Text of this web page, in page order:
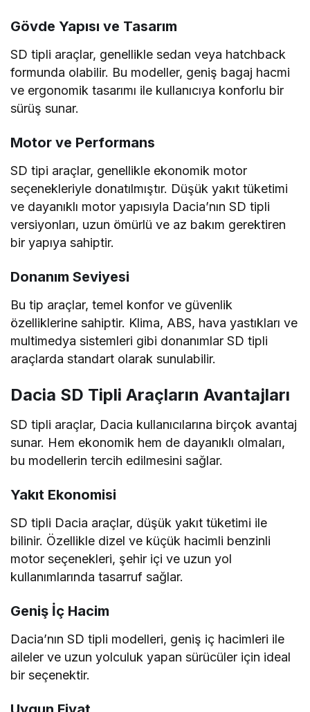
Gövde Yapısı ve Tasarım
SD tipli araçlar, genellikle sedan veya hatchback
formunda olabilir. Bu modeller, geniş bagaj hacmi
ve ergonomik tasarımı ile kullanıcıya konforlu bir
sürüş sunar.
Motor ve Performans
SD tipi araçlar, genellikle ekonomik motor
seçenekleriyle donatılmıştır. Düşük yakıt tüketimi
ve dayanıklı motor yapısıyla Dacia’nın SD tipli
versiyonları, uzun ömürlü ve az bakım gerektiren
bir yapıya sahiptir.
Donanım Seviyesi
Bu tip araçlar, temel konfor ve güvenlik
özelliklerine sahiptir. Klima, ABS, hava yastıkları ve
multimedya sistemleri gibi donanımlar SD tipli
araçlarda standart olarak sunulabilir.
Dacia SD Tipli Araçların Avantajları
SD tipli araçlar, Dacia kullanıcılarına birçok avantaj
sunar. Hem ekonomik hem de dayanıklı olmaları,
bu modellerin tercih edilmesini sağlar.
Yakıt Ekonomisi
SD tipli Dacia araçlar, düşük yakıt tüketimi ile
bilinir. Özellikle dizel ve küçük hacimli benzinli
motor seçenekleri, şehir içi ve uzun yol
kullanımlarında tasarruf sağlar.
Geniş İç Hacim
Dacia’nın SD tipli modelleri, geniş iç hacimleri ile
aileler ve uzun yolculuk yapan sürücüler için ideal
bir seçenektir.